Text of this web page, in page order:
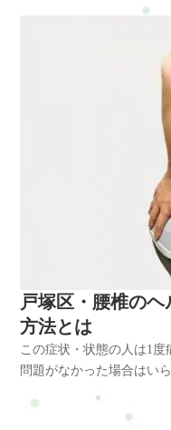
る◆前かがみに姿勢が辛
戸塚区・腰椎の
方法とは
この症状・状態の人は1
問題がなかった場合はい
為にこんなお悩みはあ
あり悩んでいる◆歩くの